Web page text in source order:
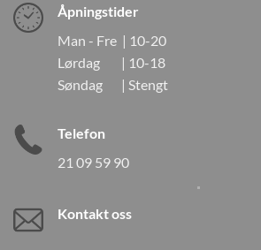
Åpningstider
Man - Fre | 10-20
Lørdag | 10-18
Søndag | Stengt
Telefon
21 09 59 90
Kontakt oss